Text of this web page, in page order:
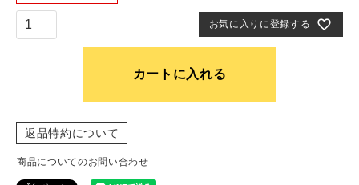
お気に入りに登録する
カートに入れる
返品特約について
商品についてのお問い合わせ